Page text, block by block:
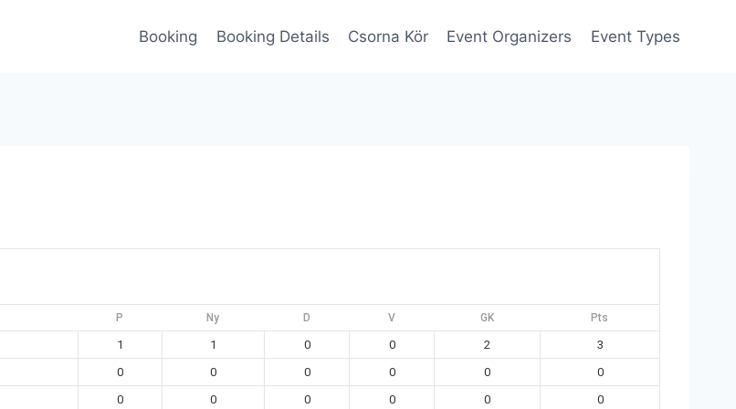
Booking Booking Details Csorna Kör Event Organizers Event Types
P Ny D V GK Pts
1 1 0 0 2
3
0 0 0 0 0
0
0 0 0 0 0
0